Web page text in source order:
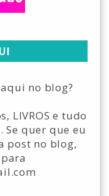
no blog?
LIVROS e tudo
quer que eu
post no blog,